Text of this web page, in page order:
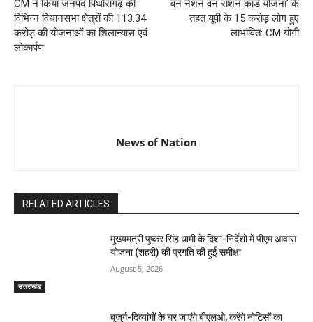
CM ने किया जनपद पिथौरागढ़ की
विभिन्न विधानसभा क्षेत्रों की 113.34
करोड़ की योजनाओं का शिलान्यास एवं
लोकार्पण
वन नेशन वन राशन कार्ड योजना’ के
तहत यूपी के 15 करोड़ लोग हुए
लाभांवित: CM योगी
News of Nation
RELATED ARTICLES
उत्तराखंड
मुख्यमंत्री पुष्कर सिंह धामी के दिशा-निर्देशों में पीएम आवास
योजना (शहरी) की प्रगति की हुई समीक्षा
August 5, 2026
बुजुर्ग-दिव्यांगों के घर जाएंगे बीएलओ, करेंगे नोटिसों का